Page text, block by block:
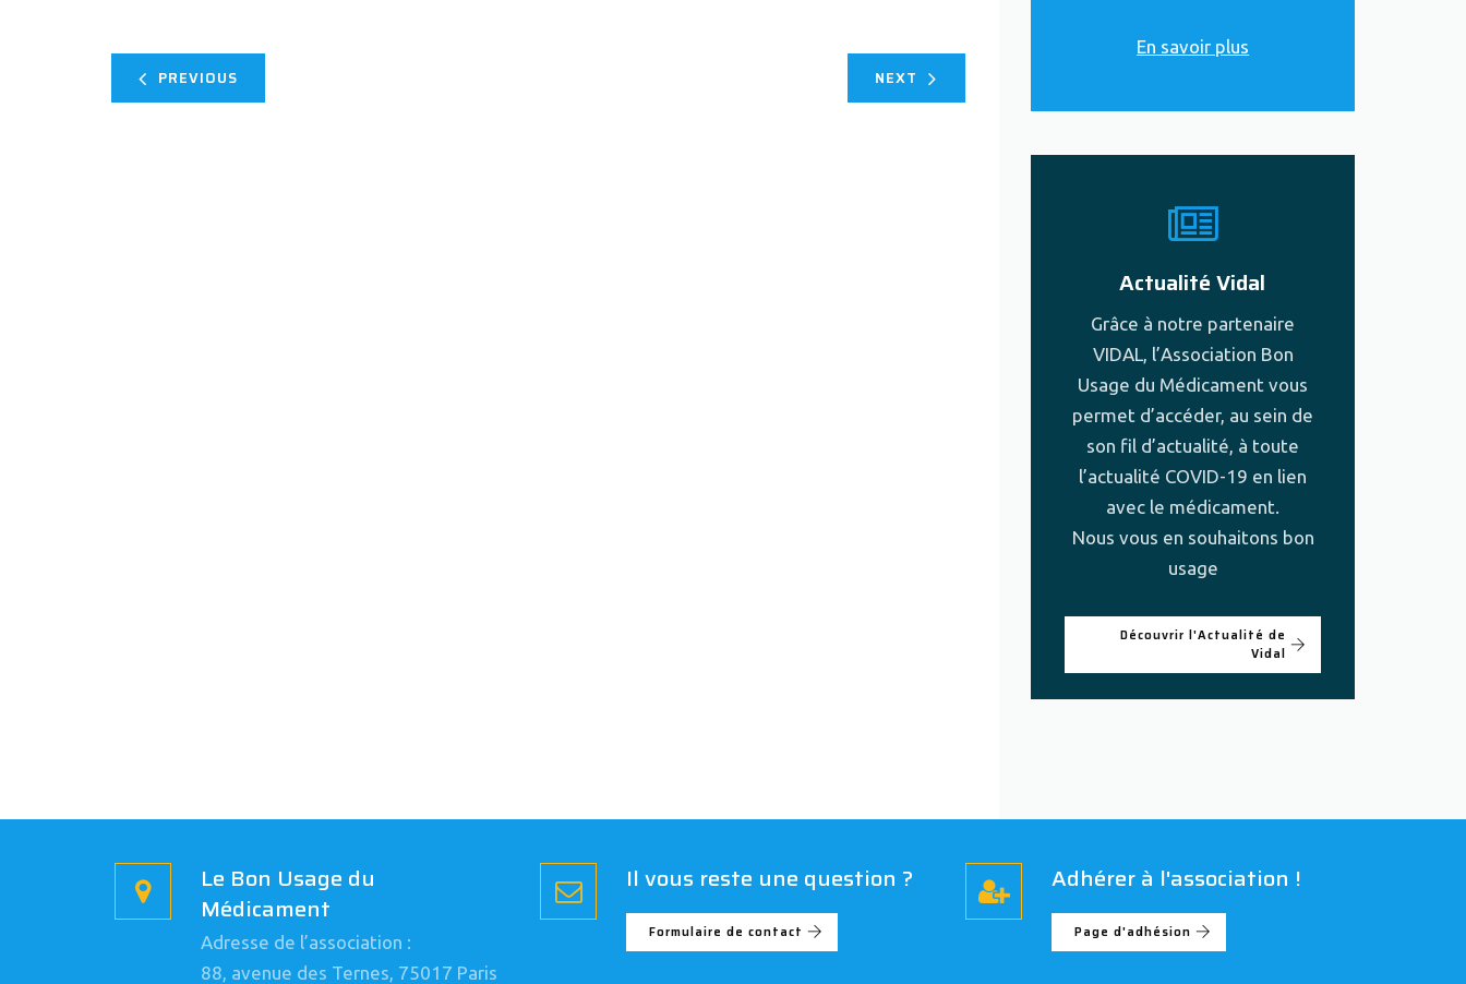
PREVIOUS NEXT
En savoir plus
Actualité Vidal
Grâce à notre partenaire
VIDAL, l’Association Bon
Usage du Médicament vous
permet d’accéder, au sein de
son fil d’actualité, à toute
l’actualité COVID-19 en lien
avec le médicament.
Nous vous en souhaitons bon
usage
Découvrir l'Actualité de
Vidal
Le Bon Usage du
Médicament
Adresse de l’association :
88, avenue des Ternes, 75017 Paris
Il vous reste une question ?
Formulaire de contact
Adhérer à l'association !
Page d'adhésion